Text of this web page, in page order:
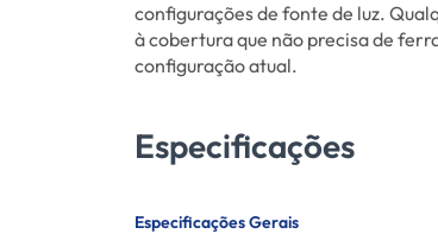
configurações de fonte de luz.
à cobertura que não precisa de
configuração atual.
Especificações
Especificações Gerais